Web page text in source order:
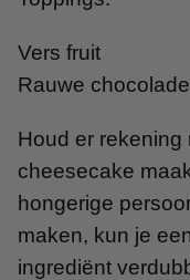
Vers fruit
Rauwe
Houd er rekening
cheesecake
hongerige
maken, kun je
ingrediënt